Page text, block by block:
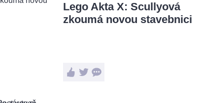
Lego Akta X: Scullyová
zkoumá novou stavebnici